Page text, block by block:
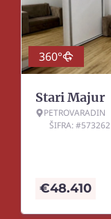
360°
Stari Majur
PETROVARADIN
ŠIFRA: #573262
€48.410